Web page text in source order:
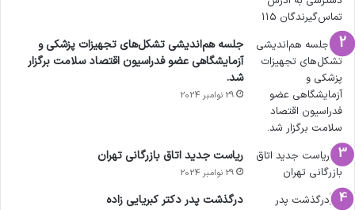
جلسه هم‌اندیشی تشکل‌های تجهیزات پزشکی و
آزمایشگاهی عضو فدراسیون اقتصاد سلامت برگزار
شد.
29 نوامبر 2024
ریاست جدید اتاق بازرگانی تهران
29 نوامبر 2024
درگذشت پدر دکتر کبریایی زاده